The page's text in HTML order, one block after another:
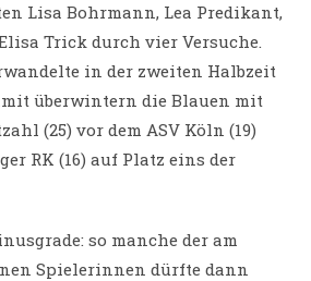
Lisa Bohrmann, Lea Predikant,
Trick durch vier Versuche.
in der zweiten Halbzeit
überwintern die Blauen mit
(25) vor dem ASV Köln (19)
RK (16) auf Platz eins der
so manche der am
Spielerinnen dürfte dann